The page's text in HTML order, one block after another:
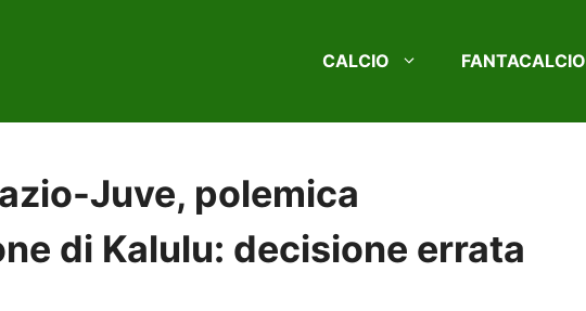
CALCIO FANTACALCIO
Juve, polemica
di Kalulu: decisione errata